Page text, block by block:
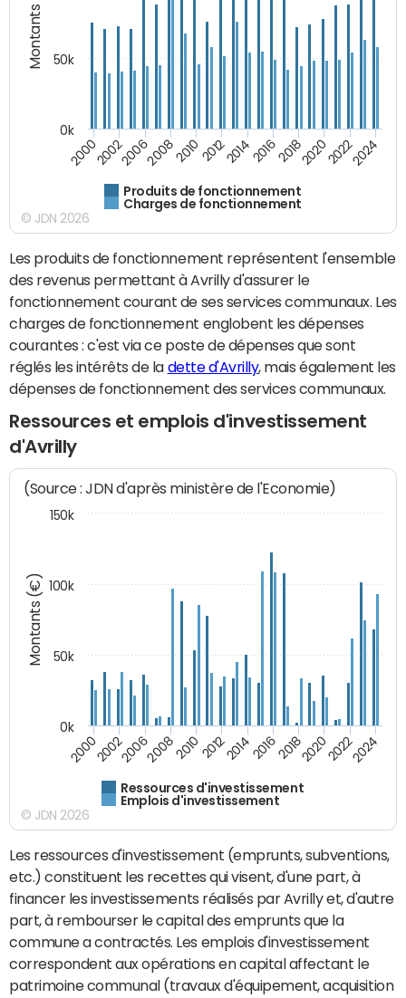
Montants (€)
Produits de fonctionnement
Charges de fonctionnement
200020022006200820102012201420162018202020222024
0k
50k
© JDN 2026
Les produits de fonctionnement représentent l'ensemble
des revenus permettant à Avrilly d'assurer le
fonctionnement courant de ses services communaux. Les
charges de fonctionnement englobent les dépenses
courantes : c'est via ce poste de dépenses que sont
réglés les intérêts de la dette d'Avrilly, mais également les
dépenses de fonctionnement des services communaux.
Ressources et emplois d'investissement
d'Avrilly
Montants (€)
(Source : JDN d'après ministère de l'Economie)
Ressources d'investissement
Emplois d'investissement
200020022006200820102012201420162018202020222024
0k
50k
100k
150k
© JDN 2026
Les ressources d'investissement (emprunts, subventions,
etc.) constituent les recettes qui visent, d'une part, à
financer les investissements réalisés par Avrilly et, d'autre
part, à rembourser le capital des emprunts que la
commune a contractés. Les emplois d'investissement
correspondent aux opérations en capital affectant le
patrimoine communal (travaux d'équipement, acquisition